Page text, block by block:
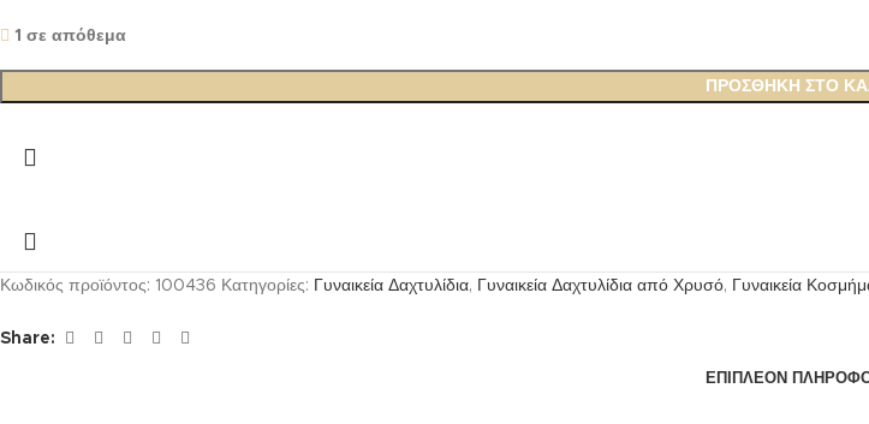
1 σε απόθεμα
ΠΡΟΣΘΉΚΗ ΣΤΟ
Κωδικός προϊόντος: 100436 Κατηγορίες: Γυναικεία Δαχτυλίδια, Γυναικεία Δαχτυλίδια από Χρυσό, Γυναικεία
Share:
ΕΠΙΠΛΈΟΝ